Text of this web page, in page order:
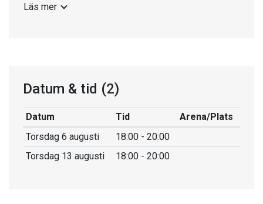
13 aug för barn som deltagit minst en gång.
Regnkläder Handskar Ombyte (om du ramlar i sjön)
Solskydd (keps, solglasögon med snöre) Sportsko
eller gummistövlar (helst med non-marking sula)
Flytväst (om du har en) Eget fika.
Läs mer
Datum & tid (2)
Datum Tid
Arena/Plats
Torsdag 6 augusti
18:00 - 20:00
Torsdag 13 augusti
18:00 - 20:00